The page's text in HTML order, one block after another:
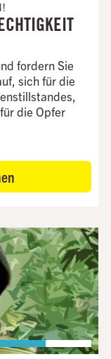
fordern Sie
sich für die
die Opfer